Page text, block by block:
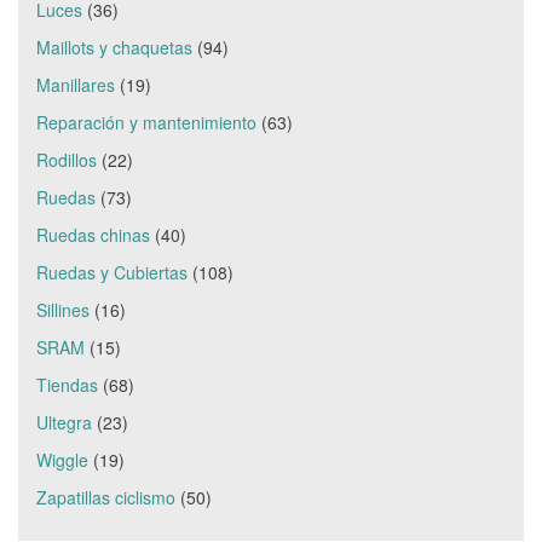
Luces (36)
Maillots y chaquetas (94)
Manillares (19)
Reparación y mantenimiento (63)
Rodillos (22)
Ruedas (73)
Ruedas chinas (40)
Ruedas y Cubiertas (108)
Sillines (16)
SRAM (15)
Tiendas (68)
Ultegra (23)
Wiggle (19)
Zapatillas ciclismo (50)